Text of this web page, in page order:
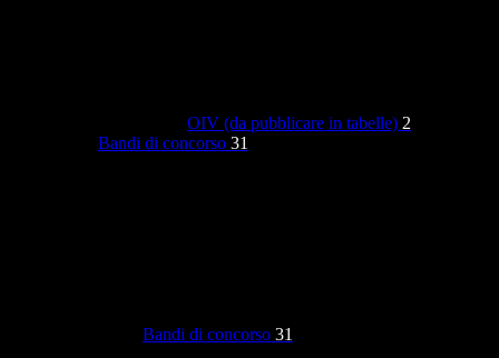
OIV (da pubblicare in tabelle) 2
Bandi di concorso 31
Bandi di concorso 31